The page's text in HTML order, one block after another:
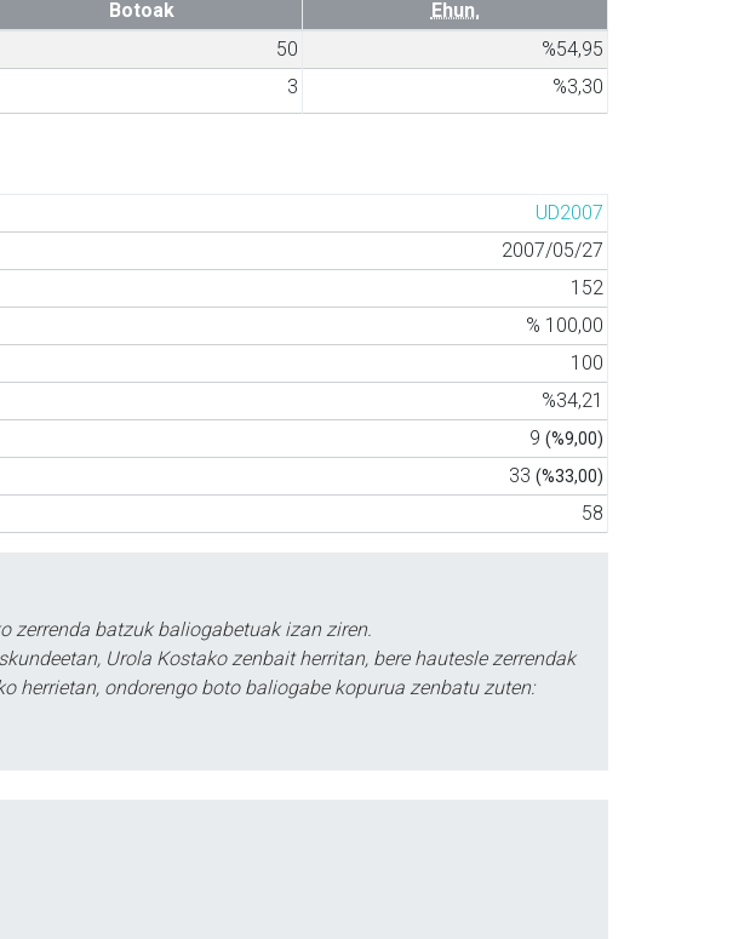
Botoak
Ehun.
50
%54,95
3 %3,30
UD2007
2007/05/27
152
% 100,00
100
%34,21
9 (%9,00)
33 (%33,00)
58
zerrenda batzuk baliogabetuak izan ziren.
Urola Kostako zenbait herritan, bere hautesle zerrendak
herrietan, ondorengo boto baliogabe kopurua zenbatu zuten: